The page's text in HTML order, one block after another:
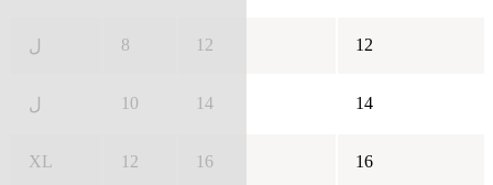
ل 8 12 12
ل 10 14 14
XL 12 16 16